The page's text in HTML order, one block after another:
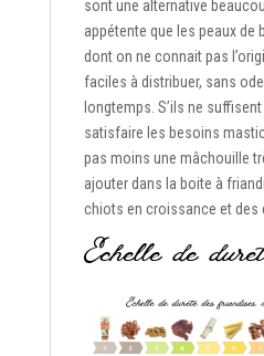
sont une alternative
appétente que les peaux de
dont on ne connait pas
faciles à distribuer, sans
longtemps. S’ils ne
satisfaire les besoins
pas moins une mâchouille
ajouter dans la boite à
chiots en croissance et des
Echelle de